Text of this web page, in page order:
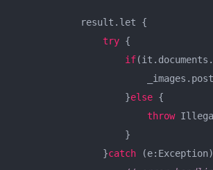
            result.let {
try {
if
                    }
else {
throw
                    }
                }
catch